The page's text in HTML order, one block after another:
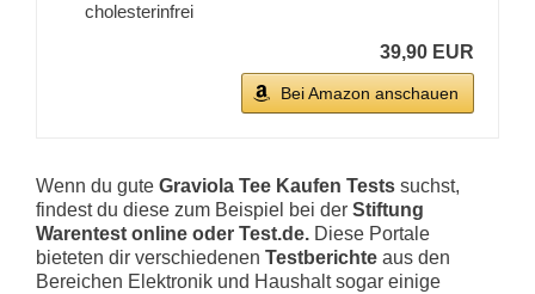
cholesterinfrei
39,90 EUR
Bei Amazon anschauen
Wenn du gute Graviola Tee Kaufen Tests suchst,
findest du diese zum Beispiel bei der Stiftung
Warentest online oder Test.de. Diese Portale
bieteten dir verschiedenen Testberichte aus den
Bereichen Elektronik und Haushalt sogar einige